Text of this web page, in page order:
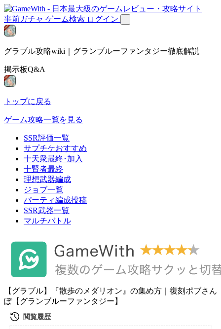
事前ガチャ ゲーム検索 ログイン
グラブル攻略wiki｜グランブルーファンタジー徹底解説
掲示板Q&A
トップに戻る
ゲーム攻略一覧を見る
SSR評価一覧
サプチケおすすめ
十天衆最終･加入
十賢者最終
理想武器編成
ジョブ一覧
パーティ編成投稿
SSR武器一覧
マルチバトル
【グラブル】『散歩のメダリオン』の集め方｜復刻ポブさん
ぽ【グランブルーファンタジー】